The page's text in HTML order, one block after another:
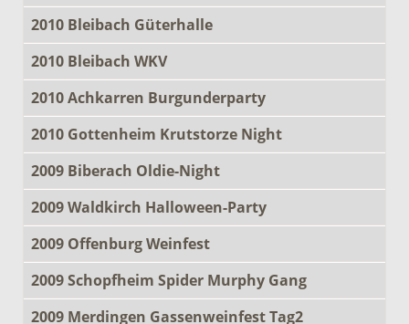
2010 Bleibach Güterhalle
2010 Bleibach WKV
2010 Achkarren Burgunderparty
2010 Gottenheim Krutstorze Night
2009 Biberach Oldie-Night
2009 Waldkirch Halloween-Party
2009 Offenburg Weinfest
2009 Schopfheim Spider Murphy Gang
2009 Merdingen Gassenweinfest Tag2